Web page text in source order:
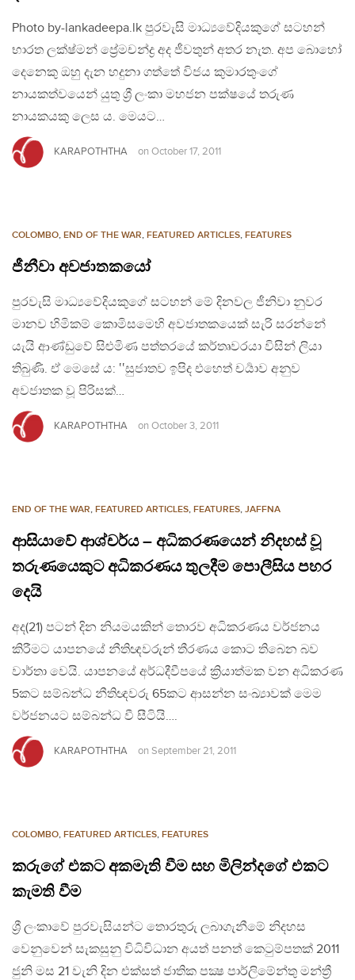
Photo by-lankadeepa.lk පුරවැසි මාධ්‍යවේදියකුගේ සටහන්
භාරත ලක්ෂ්මන් ප්‍රේමචන්ද්‍ර අද ජීවතුන් අතර නැත. අප බොහෝ
දෙනෙකු ඔහු දැන හදුනා ගත්තේ විජය කුමාරතුංගේ
නායකත්වයෙන් යුතු ශ්‍රී ලංකා මහජන පක්ෂයේ තරුණ
නායකයකු ලෙස ය. මෙයට…
KARAPOTHTHA on October 17, 2011
COLOMBO, END OF THE WAR, FEATURED ARTICLES, FEATURES
ජීනීවා අවජාතකයෝ
පුරවැසි මාධ්‍යවේදියකුගේ සටහන් මේ දිනවල ජීනිවා නුවර
මානව හිමිකම් කොමිසමෙහි අවජාතකයෙක් සැරි සරන්නේ
යැයි ආණ්ඩුවේ සිළුමිණ පත්තරයේ කර්තෘවරයා විසින් ලියා
තිබුණි. ඒ මෙසේ ය: ‛‛සුජාතව ඉපිද එහෙත් චර්‍යාව අනුව
අවජාතක වූ පිරිසක්…
KARAPOTHTHA on October 3, 2011
END OF THE WAR, FEATURED ARTICLES, FEATURES, JAFFNA
ආසියාවේ ආශ්චර්ය – අධිකරණයෙන් නිදහස් වූ
තරුණයෙකුට අධිකරණය තුලදීම පොලීසිය පහර
දෙයි
අද(21) පටන් දින නියමයකින් තොරව අධිකරණය වර්ජනය
කිරීමට යාපනයේ නීතිඥවරුන් තීරණය කොට තිබෙන බව
වාර්තා වෙයි. යාපනයේ අර්ධදීවීපයේ ක්‍රියාත්මක වන අධිකරණ
5කට සම්බන්ධ නීතිඥවරු 65කට ආසන්න සංඛ්‍යාවක් මෙම
වර්ජනයට සම්බන්ධ වී සීටියි….
KARAPOTHTHA on September 21, 2011
COLOMBO, FEATURED ARTICLES, FEATURES
කරුගේ එකට අකමැති වීම සහ මිලින්දගේ එකට
කැමති වීම
ශ්‍රී ලංකාවේ පුරවැසියන්ට තොරතුරු ලබාගැනීමේ නිදහස
වෙනුවෙන් සැකසුනු විධිවිධාන අයත් පනත් කෙටුම්පතක් 2011
ජුනි මස 21 වැනි දින එක්සත් ජාතික පක්‍ෂ පාර්ලිමේන්තු මන්ත්‍රී